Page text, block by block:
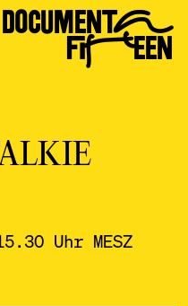
DOCUMENTA
FIFTEEN
Uhr MESZ